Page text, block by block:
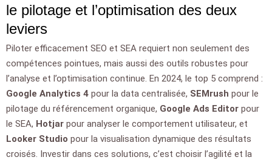
le pilotage et l’optimisation des deux
leviers
Piloter efficacement SEO et SEA requiert non seulement des
compétences pointues, mais aussi des outils robustes pour
l’analyse et l’optimisation continue. En 2024, le top 5 comprend :
Google Analytics 4 pour la data centralisée, SEMrush pour le
pilotage du référencement organique, Google Ads Editor pour
le SEA, Hotjar pour analyser le comportement utilisateur, et
Looker Studio pour la visualisation dynamique des résultats
croisés. Investir dans ces solutions, c’est choisir l’agilité et la